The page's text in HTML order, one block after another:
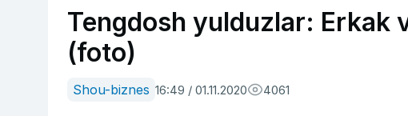
Tengdosh yulduzlar: Erkak
(foto)
Shou-biznes 16:49 / 01.11.2020 4061